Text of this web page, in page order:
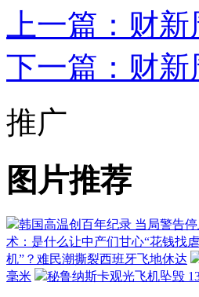
上一篇：财
下一篇：财
推广
图片推荐
韩国高温创百年纪录 当局警告
术：是什么让中产们甘心“花钱找虐
机”？难民潮撕裂西班牙飞地休达
毫米
秘鲁纳斯卡观光飞机坠毁